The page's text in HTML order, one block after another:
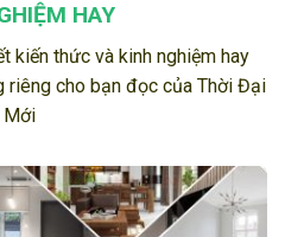
HAY
kiến thức và kinh nghiệm hay
riêng cho bạn đọc của Thời Đại
Mới